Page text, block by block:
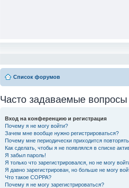
Список форумов
Часто задаваемые вопросы
Вход на конференцию и регистрация
Почему я не могу войти?
Зачем мне вообще нужно регистрироваться?
Почему мне периодически приходится
Как сделать, чтобы я не появлялся в списке
Я забыл пароль!
Я только что зарегистрировался, но не могу
Я давно зарегистрирован, но больше не могу
Что такое COPPA?
Почему я не могу зарегистрироваться?